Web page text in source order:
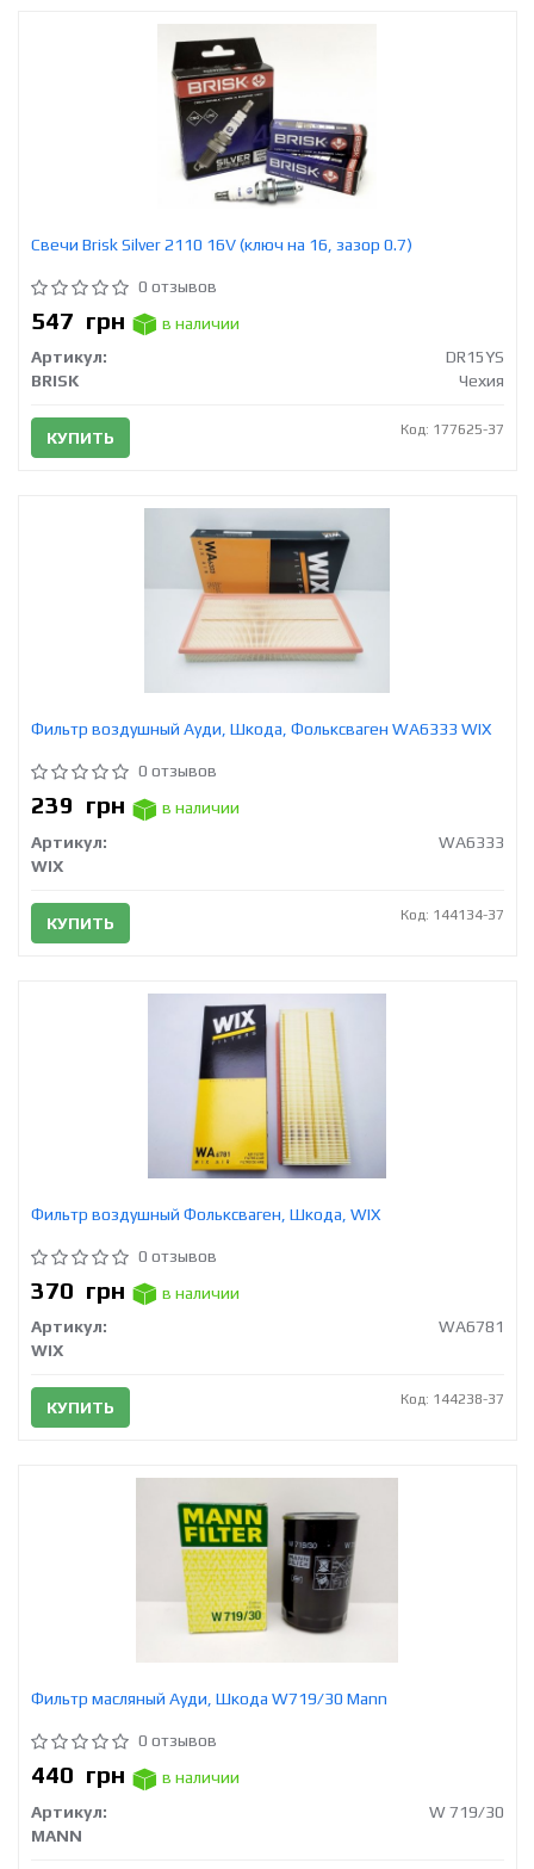
Свечи Brisk Silver 2110 16V (ключ на 16, зазор 0.7)
0 отзывов
547 грн
в наличии
Артикул:
DR15YS
BRISK
Чехия
КУПИТЬ Код: 177625-37
Фильтр воздушный Ауди, Шкода, Фольксваген WA6333 WIX
0 отзывов
239 грн
в наличии
Артикул:
WA6333
WIX
КУПИТЬ Код: 144134-37
Фильтр воздушный Фольксваген, Шкода, WIX
0 отзывов
370 грн
в наличии
Артикул:
WA6781
WIX
КУПИТЬ Код: 144238-37
Фильтр масляный Ауди, Шкода W719/30 Mann
0 отзывов
440 грн
в наличии
Артикул:
W 719/30
MANN